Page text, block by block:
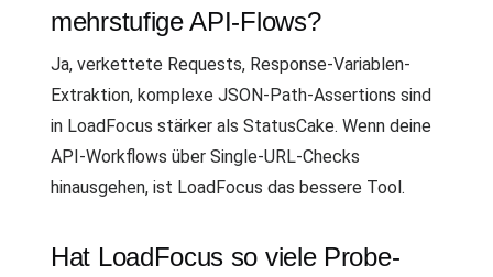
mehrstufige API-Flows?
Ja, verkettete Requests, Response-Variablen-
Extraktion, komplexe JSON-Path-Assertions sind
in LoadFocus stärker als StatusCake. Wenn deine
API-Workflows über Single-URL-Checks
hinausgehen, ist LoadFocus das bessere Tool.
Hat LoadFocus so viele Probe-